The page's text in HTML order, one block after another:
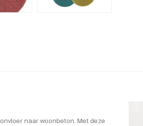
naar woonbeton. Met deze